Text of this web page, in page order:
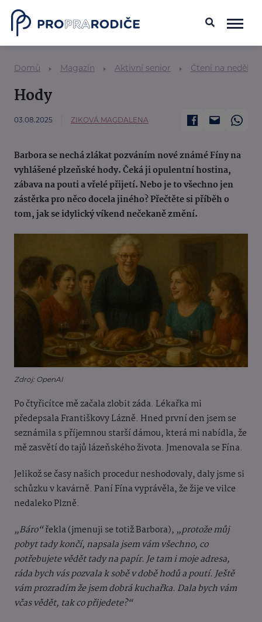
Domů Magazín Aktivní senior Čtení na neděli
Hody
03.08.2025 ZIKOVÁ MAGDALENA
Barbora se nechá zlákat pozváním nové známé Fíny na
vyhlášené plzeňské hody. Čeká ji opulentní hostina,
zábava na pouti a vřelé přijetí. Nebo je to všechno jen
zástěrka pro něco docela jiného? Přečtěte si příběh o
tom, jak se idylický víkend nečekaně změní.
Zdroj: OpenAI
Po čtyřicítce mě začala zlobit záda. Lékařka mi
předepsala Františkovy Lázně. Hned první den jsem se
seznámila s příjemnou starší dámou, která mi nabídla, že
mě zasvětí do tajů lázeňského života. Jmenovala se Fína.
Jelikož se časy našich procedur neshodovaly, daly jsme si
schůzku v kavárně. Paní Fína vyprávěla, že žije ve vilce
nedaleko Plzně.
„Báro“řekla (jmenuji se totiž Barbora), „protože můj
pobyt tady končí, napsala jsem vám všechno, co
potřebujete vědět tady na papír. Je tam i moje adresa,
ráda bych vás pozvala k sobě v době hodů a poutí. Ještě
vám prozradím že jsem dobrá kuchařka. Dala bych vám
včas vědět, tak co přijedete?“